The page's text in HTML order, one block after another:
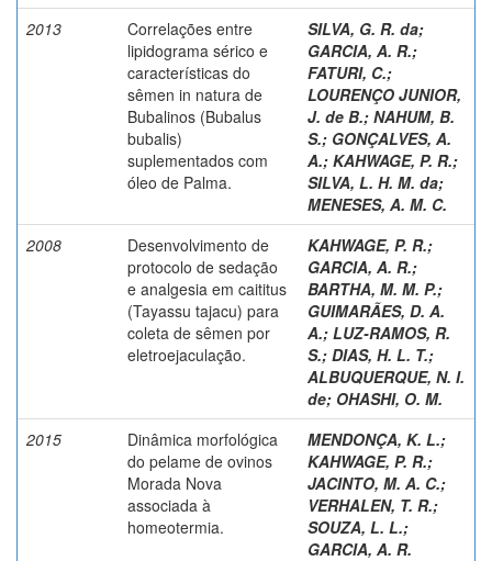
2013
Correlações entre
lipidograma sérico e
características do
sêmen in natura de
Bubalinos (Bubalus
bubalis)
suplementados com
óleo de Palma.
SILVA, G. R. da;
GARCIA, A. R.;
FATURI, C.;
LOURENÇO JUNIOR,
J. de B.; NAHUM, B.
S.; GONÇALVES, A.
A.; KAHWAGE, P. R.;
SILVA, L. H. M. da;
MENESES, A. M. C.
2008
Desenvolvimento de
protocolo de sedação
e analgesia em caititus
(Tayassu tajacu) para
coleta de sêmen por
eletroejaculação.
KAHWAGE, P. R.;
GARCIA, A. R.;
BARTHA, M. M. P.;
GUIMARÃES, D. A.
A.; LUZ-RAMOS, R.
S.; DIAS, H. L. T.;
ALBUQUERQUE, N. I.
de; OHASHI, O. M.
2015
Dinâmica morfológica
do pelame de ovinos
Morada Nova
associada à
homeotermia.
MENDONÇA, K. L.;
KAHWAGE, P. R.;
JACINTO, M. A. C.;
VERHALEN, T. R.;
SOUZA, L. L.;
GARCIA, A. R.